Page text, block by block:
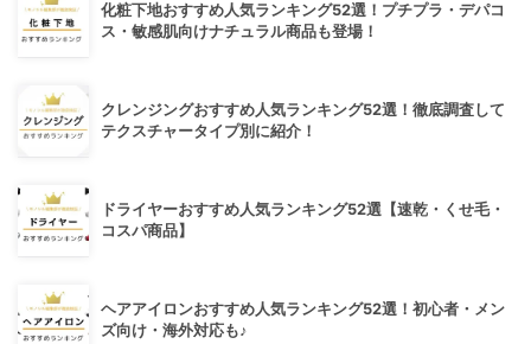
化粧下地おすすめ人気ランキング52選！プチプラ・デパコ
ス・敏感肌向けナチュラル商品も登場！
クレンジングおすすめ人気ランキング52選！徹底調査して
テクスチャータイプ別に紹介！
ドライヤーおすすめ人気ランキング52選【速乾・くせ毛・
コスパ商品】
ヘアアイロンおすすめ人気ランキング52選！初心者・メン
ズ向け・海外対応も♪